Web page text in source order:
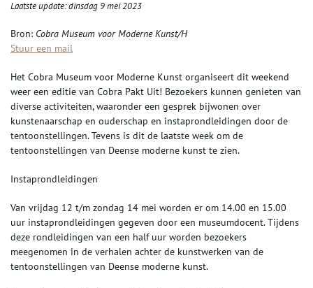
Laatste update:dinsdag 9 mei 2023
Bron: Cobra Museum voor Moderne Kunst/H
Stuur een mail
Het Cobra Museum voor Moderne Kunst organiseert dit weekend
weer een editie van Cobra Pakt Uit! Bezoekers kunnen genieten van
diverse activiteiten, waaronder een gesprek bijwonen over
kunstenaarschap en ouderschap en instaprondleidingen door de
tentoonstellingen. Tevens is dit de laatste week om de
tentoonstellingen van Deense moderne kunst te zien.
Instaprondleidingen
Van vrijdag 12 t/m zondag 14 mei worden er om 14.00 en 15.00
uur instaprondleidingen gegeven door een museumdocent. Tijdens
deze rondleidingen van een half uur worden bezoekers
meegenomen in de verhalen achter de kunstwerken van de
tentoonstellingen van Deense moderne kunst.